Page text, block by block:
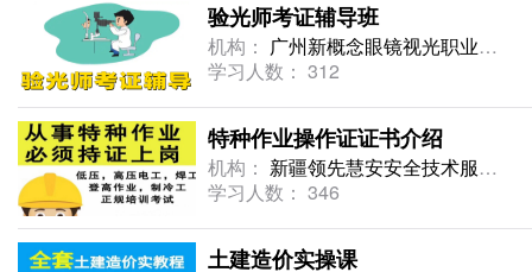
验光师考证辅导班
机构： 广州新概念眼镜视光职业培训学校
学习人数： 312
特种作业操作证证书介绍
机构： 新疆领先慧安安全技术服务有限公司
学习人数： 346
土建造价实操课